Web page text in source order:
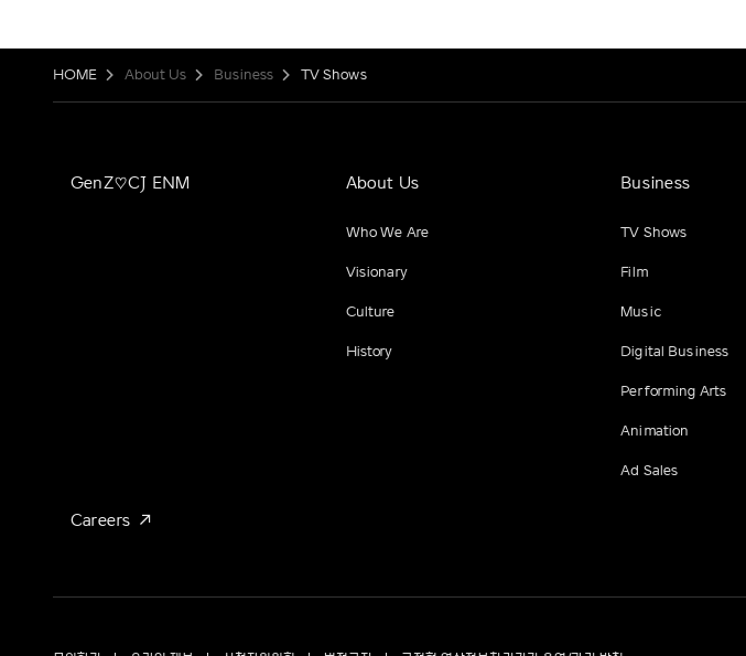
HOME About Us Business TV Shows
GenZ♡CJ ENM About Us
Who We Are
Visionary
Culture
History
Business
TV Shows
Film
Music
Digital Business
Performing Arts
Animation
Ad Sales
Careers